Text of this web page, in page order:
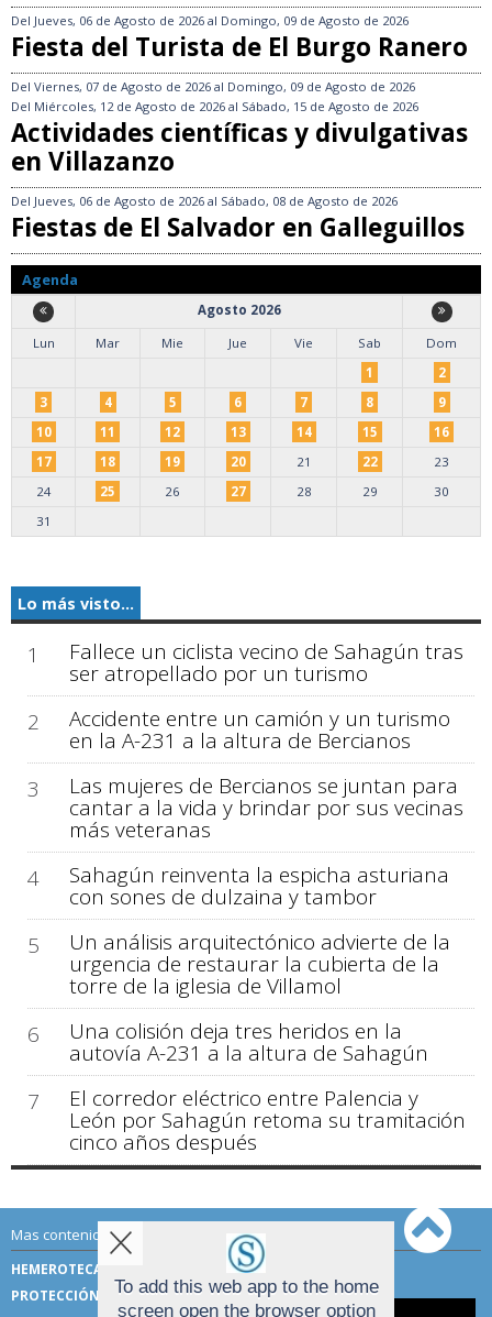
Del Jueves, 06 de Agosto de 2026 al Domingo, 09 de Agosto de 2026
Fiesta del Turista de El Burgo Ranero
Del Viernes, 07 de Agosto de 2026 al Domingo, 09 de Agosto de 2026
Del Miércoles, 12 de Agosto de 2026 al Sábado, 15 de Agosto de 2026
Actividades científicas y divulgativas
en Villazanzo
Del Jueves, 06 de Agosto de 2026 al Sábado, 08 de Agosto de 2026
Fiestas de El Salvador en Galleguillos
Agenda
Agosto 2026
Lun
Mar Mie Jue Vie Sab
Dom
1
2
3
4 5 6 7 8
9
10
11 12 13 14 15
16
17
18 19 20 21 22
23
24
25 26 27 28 29
30
31
Lo más visto...
1 Fallece un ciclista vecino de Sahagún tras
ser atropellado por un turismo
2
Accidente entre un camión y un turismo
en la A-231 a la altura de Bercianos
3
Las mujeres de Bercianos se juntan para
cantar a la vida y brindar por sus vecinas
más veteranas
4
Sahagún reinventa la espicha asturiana
con sones de dulzaina y tambor
5
Un análisis arquitectónico advierte de la
urgencia de restaurar la cubierta de la
torre de la iglesia de Villamol
6
Una colisión deja tres heridos en la
autovía A-231 a la altura de Sahagún
7
El corredor eléctrico entre Palencia y
León por Sahagún retoma su tramitación
cinco años después
Mas contenido de Sahagún Digital:
HEMEROTECA
TÉRMINOS DE USO
PROTECCIÓN DE DATOSTo add this web app to the home
screen open the browser option